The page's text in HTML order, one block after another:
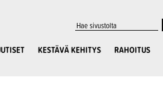
KESTÄVÄ KEHITYS RAHOITUS